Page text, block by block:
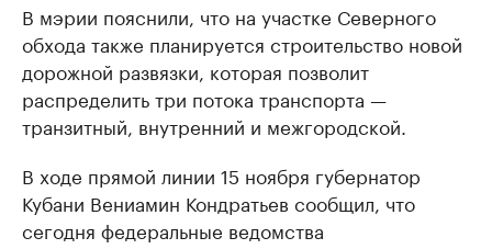
В мэрии пояснили, что на участке Северного
обхода также планируется строительство новой
дорожной развязки, которая позволит
распределить три потока транспорта —
транзитный, внутренний и межгородской.
В ходе прямой линии 15 ноября губернатор
Кубани Вениамин Кондратьев сообщил, что
сегодня федеральные ведомства